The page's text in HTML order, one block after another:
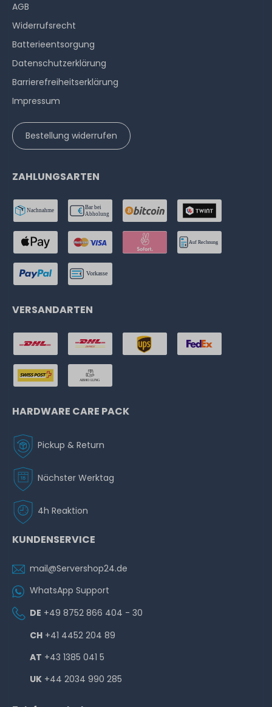
AGB
Widerrufs­recht
Batterieentsorgung
Datenschutzerklärung
Barrierefreiheitserklärung
Impressum
Bestellung widerrufen
ZAHLUNGSARTEN
VERSANDARTEN
HARDWARE CARE PACK
Pickup & Return
Nächster Werktag
4h Reaktion
KUNDENSERVICE
mail@Servershop24.de
WhatsApp Support
DE +49 8752 866 404 - 30
CH +41 4452 204 89
AT +43 1385 041 5
UK +44 2034 990 285